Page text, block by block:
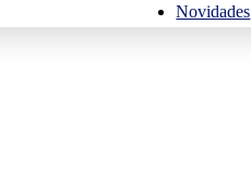
Novidades